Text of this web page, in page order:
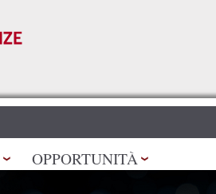
OPPORTUNITÀ